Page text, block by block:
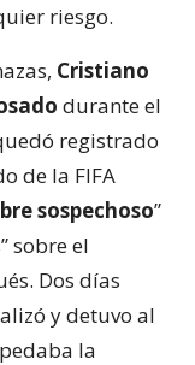
riesgo.
Cristiano
durante el
registrado
de la FIFA
sospechoso”
sobre el
Dos días
y detuvo al
la